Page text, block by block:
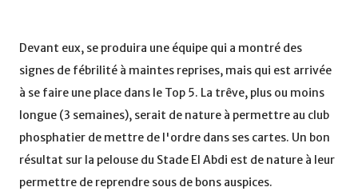
Devant eux, se produira une équipe qui a montré des
signes de fébrilité à maintes reprises, mais qui est arrivée
à se faire une place dans le Top 5. La trêve, plus ou moins
longue (3 semaines), serait de nature à permettre au club
phosphatier de mettre de l'ordre dans ses cartes. Un bon
résultat sur la pelouse du Stade El Abdi est de nature à leur
permettre de reprendre sous de bons auspices.